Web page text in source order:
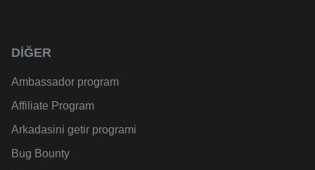
DİĞER
Ambassador program
Affiliate Program
Arkadasini getir programi
Bug Bounty